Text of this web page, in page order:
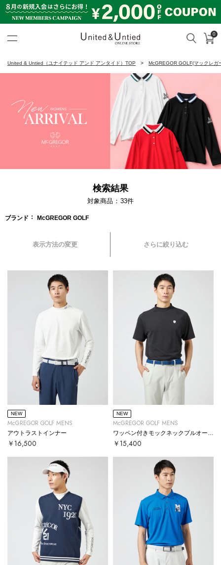
検索 カ
0
United & Untied（ユナイテッド アンド アンタイド）TOP McGREGOR GOLF(マックレガ
検索結果
対象商品 33件
ブランド McGREGOR GOLF
表示方法の変更 さらに絞り込む
NEW
McGREGOR GOLF MENS
アウトラストインナー
￥16,500
NEW
McGREGOR GOLF MENS
ワッペン付きモックネックプルオーバー
￥15,400